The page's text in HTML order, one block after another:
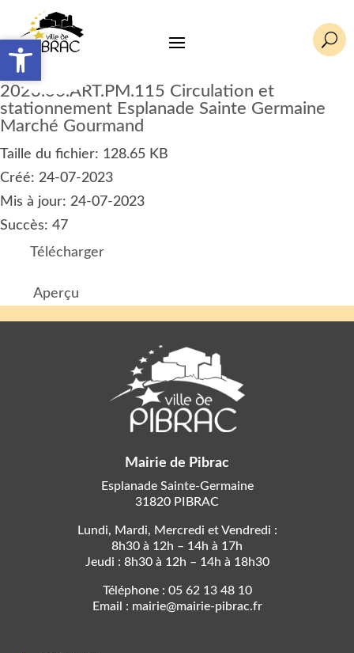
Ouvrir la barre d’outils U
2023.06.ART.PM.115 Circulation et
stationnement Esplanade Sainte Germaine
Marché Gourmand
Taille du fichier: 128.65 KB
Créé: 24-07-2023
Mis à jour: 24-07-2023
Succès: 47
Télécharger
Aperçu
Mairie de Pibrac
Esplanade Sainte-Germaine
31820 PIBRAC
Lundi, Mardi, Mercredi et Vendredi :
8h30 à 12h – 14h à 17h
Jeudi : 8h30 à 12h – 14h à 18h30
Téléphone : 05 62 13 48 10
Email : mairie@mairie-pibrac.fr
Ouvrir la barre d’outils